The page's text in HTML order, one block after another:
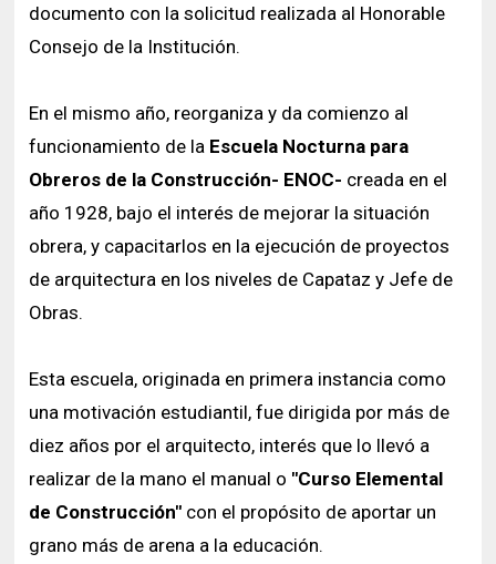
documento con la solicitud realizada al Honorable
Consejo de la Institución.
En el mismo año, reorganiza y da comienzo al
funcionamiento de la Escuela Nocturna para
Obreros de la Construcción- ENOC- creada en el
año 1928, bajo el interés de mejorar la situación
obrera, y capacitarlos en la ejecución de proyectos
de arquitectura en los niveles de Capataz y Jefe de
Obras.
Esta escuela, originada en primera instancia como
una motivación estudiantil, fue dirigida por más de
diez años por el arquitecto, interés que lo llevó a
realizar de la mano el manual o "Curso Elemental
de Construcción" con el propósito de aportar un
grano más de arena a la educación.